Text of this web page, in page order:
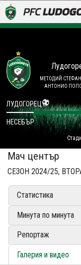
LUDOGORETS TV
НА ТЕРЕНА
СТАДИОН & БАЗИ
КЛУБ
ЗА ФЕНОВЕ
МЕТОДИЙ
АНТОНИО
ЛУДОГОРЕЦ II
НЕСЕБЪР
Мач център
СЕЗОН 2024/25,
Статистика
Минута по минута
Репортаж
Галерия и видео